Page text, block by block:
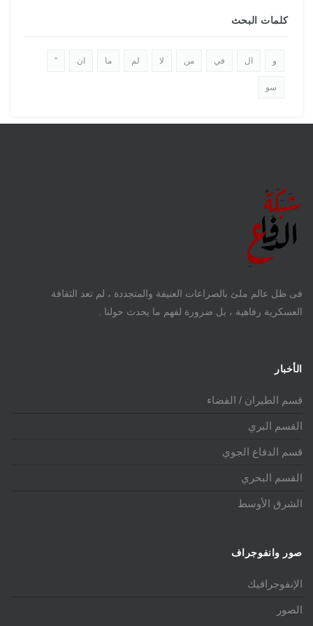
كلمات البحث
و ال في من لا لم ما ان "
سو
فى ظل عالم ملئ بالصراعات العنيفة والمتجددة ، لم تعد الثقافة
العسكرية رفاهية ، بل ضرورة لفهم ما يحدث حولنا .
الأخبار
قسم الطيران / الفضاء
القسم البري
قسم الدفاع الجوي
القسم البحري
الشرق الأوسط
صور وانفوجراف
الإنفوجرافيك
الصور